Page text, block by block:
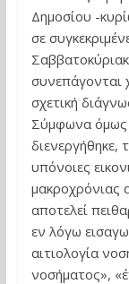
Δημοσίου -
σε
συνεπάγονται
σχετική
Σύμφωνα όμως
διενεργήθηκε,
υπόνοιες
μακροχρόνιας
αποτελεί
εν λόγω
αιτιολογία
νοσήματος»,